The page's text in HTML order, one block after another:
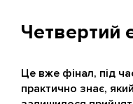
Четвертий
Це вже фінал, під
практично знає,